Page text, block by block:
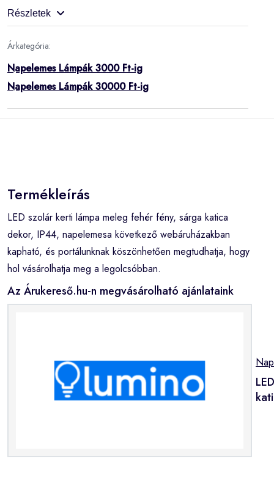
Részletek
Árkategória:
Napelemes Lámpák 3000 Ft-ig
Napelemes Lámpák 30000 Ft-ig
Termékleírás
LED szolár kerti lámpa meleg fehér fény, sárga katica
dekor, IP44, napelemesa következő webáruházakban
kapható, és portálunknak köszönhetően megtudhatja, hogy
hol vásárolhatja meg a legolcsóbban.
Az Árukereső.hu-n megvásárolható ajánlataink